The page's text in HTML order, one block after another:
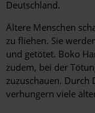
Deutschland.
Ältere Menschen
zu fliehen. Sie
und getötet. Boko
zudem, bei der
zuzuschauen. Durch
verhungern viele